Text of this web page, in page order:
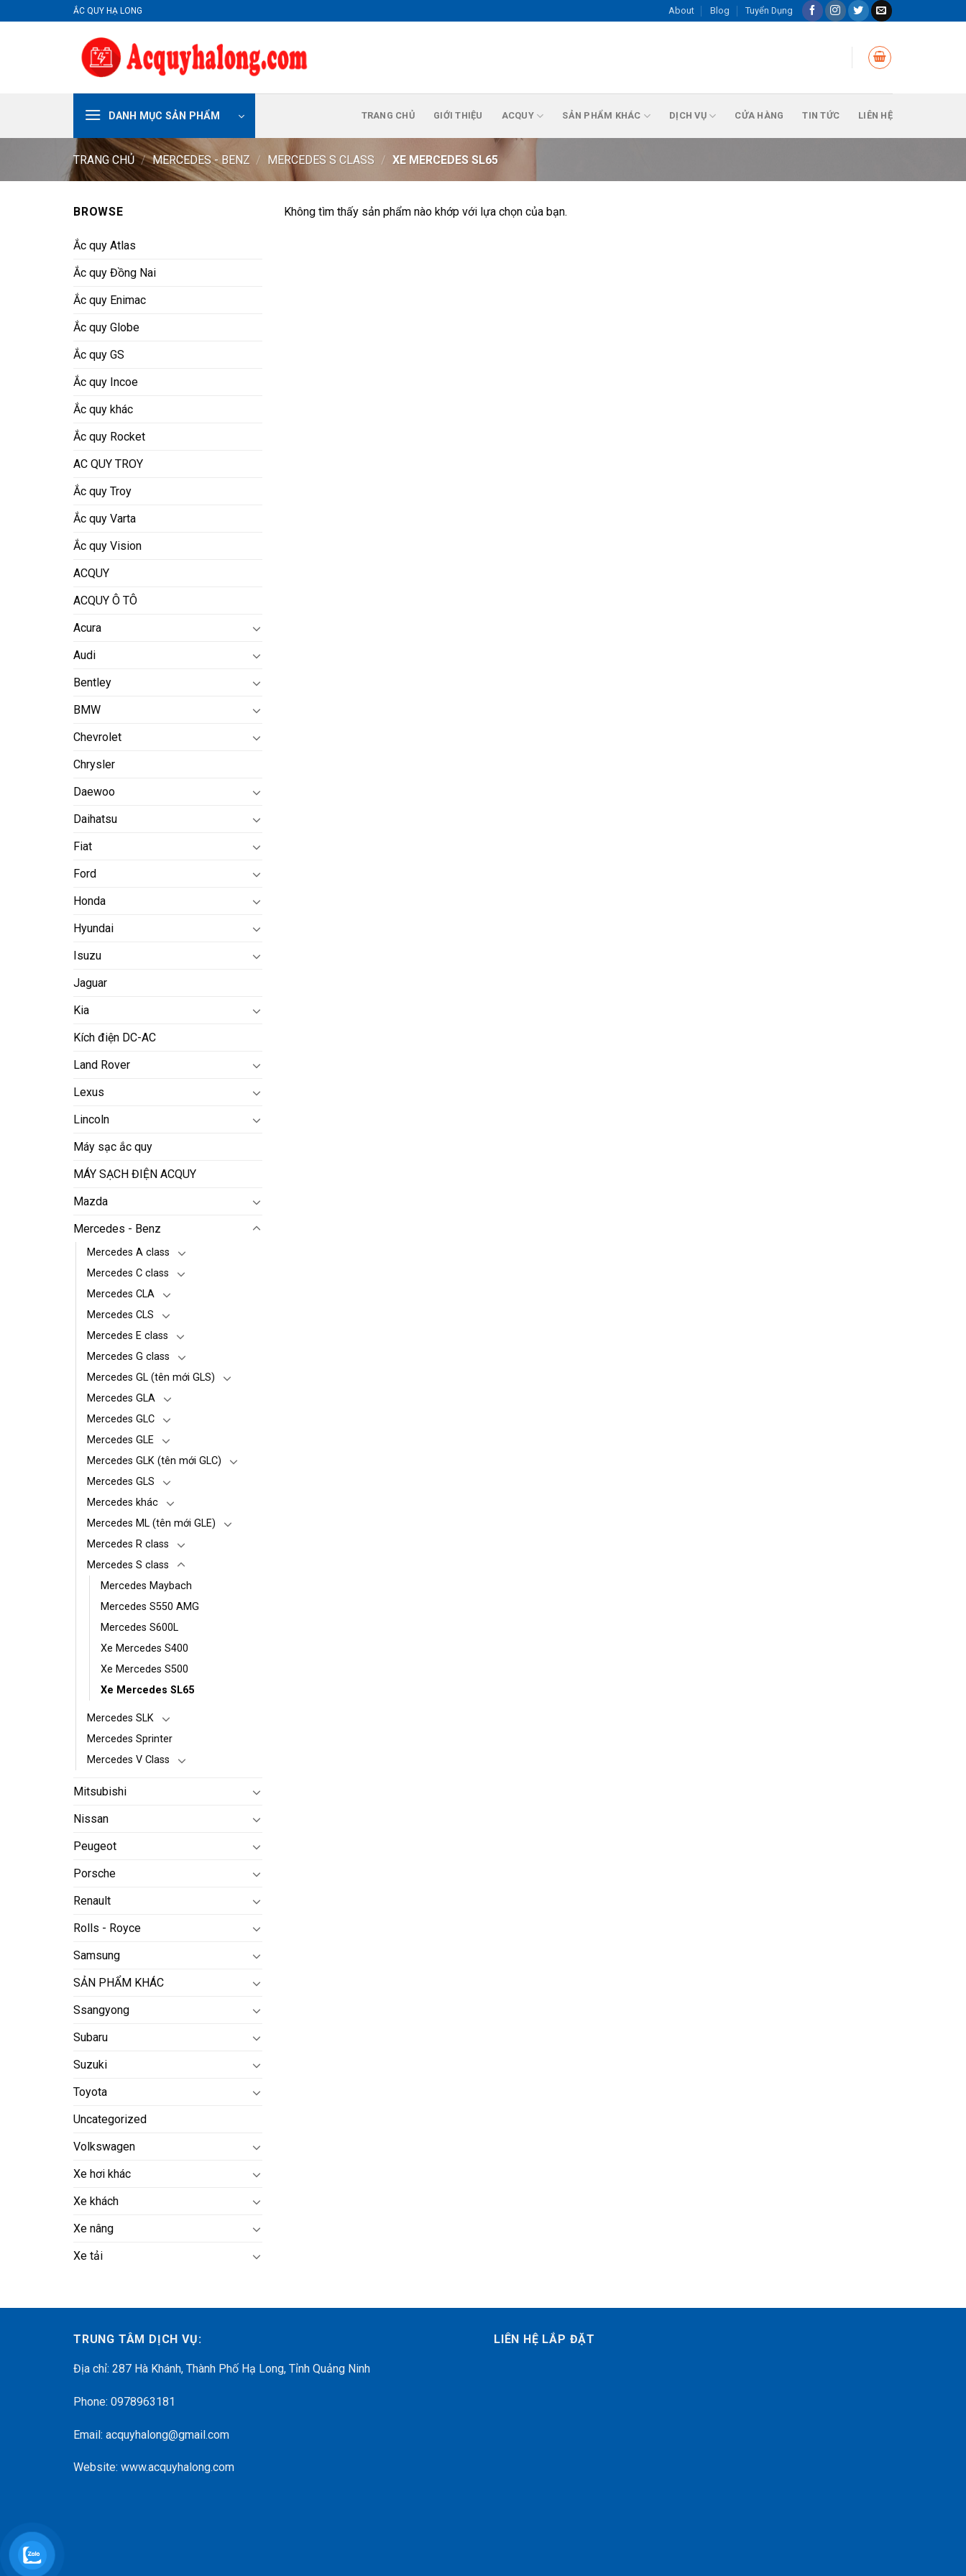
to
ẮC QUY HẠ LONG About Blog Tuyển Dụng
DANH MỤC SẢN PHẨM TRANG CHỦ GIỚI THIỆU ACQUY SẢN PHẨM KHÁC DỊCH VỤ CỬA HÀNG TIN TỨC LIÊN HỆ
TRANG CHỦ / MERCEDES - BENZ / MERCEDES S CLASS / XE MERCEDES SL65
BROWSE
Ắc quy Atlas
Ắc quy Đồng Nai
Ắc quy Enimac
Ắc quy Globe
Ắc quy GS
Ắc quy Incoe
Ắc quy khác
Ắc quy Rocket
AC QUY TROY
Ắc quy Troy
Ắc quy Varta
Ắc quy Vision
ACQUY
ACQUY Ô TÔ
Acura
Audi
Bentley
BMW
Chevrolet
Chrysler
Daewoo
Daihatsu
Fiat
Ford
Honda
Hyundai
Isuzu
Jaguar
Kia
Kích điện DC-AC
Land Rover
Lexus
Lincoln
Máy sạc ắc quy
MÁY SẠCH ĐIỆN ACQUY
Mazda
Mercedes - Benz
Mercedes A class
Mercedes C class
Mercedes CLA
Mercedes CLS
Mercedes E class
Mercedes G class
Mercedes GL (tên mới GLS)
Mercedes GLA
Mercedes GLC
Mercedes GLE
Mercedes GLK (tên mới GLC)
Mercedes GLS
Mercedes khác
Mercedes ML (tên mới GLE)
Mercedes R class
Mercedes S class
Mercedes Maybach
Mercedes S550 AMG
Mercedes S600L
Xe Mercedes S400
Xe Mercedes S500
Xe Mercedes SL65
Mercedes SLK
Mercedes Sprinter
Mercedes V Class
Mitsubishi
Nissan
Peugeot
Porsche
Renault
Rolls - Royce
Samsung
SẢN PHẨM KHÁC
Ssangyong
Subaru
Suzuki
Toyota
Uncategorized
Volkswagen
Xe hơi khác
Xe khách
Xe nâng
Xe tải
Không tìm thấy sản phẩm nào khớp với lựa chọn của bạn.
TRUNG TÂM DỊCH VỤ:
Địa chỉ: 287 Hà Khánh, Thành Phố Hạ Long, Tỉnh Quảng Ninh
Phone: 0978963181
Email: acquyhalong@gmail.com
Website: www.acquyhalong.com
LIÊN HỆ LẮP ĐẶT